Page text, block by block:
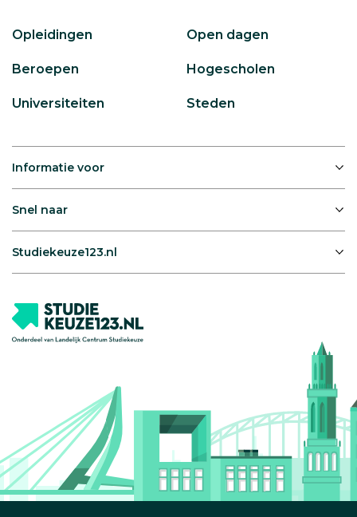
Opleidingen Open dagen
Beroepen Hogescholen
Universiteiten Steden
Informatie voor
Snel naar
Studiekeuze123.nl